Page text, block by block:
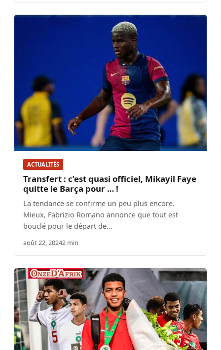
ACTUALITÉS
Transfert : c’est quasi officiel, Mikayil Faye
quitte le Barça pour … !
La tendance se confirme un peu plus encore.
Mieux, Fabrizio Romano annonce que tout est
bouclé pour le départ de…
août 22, 20242 min